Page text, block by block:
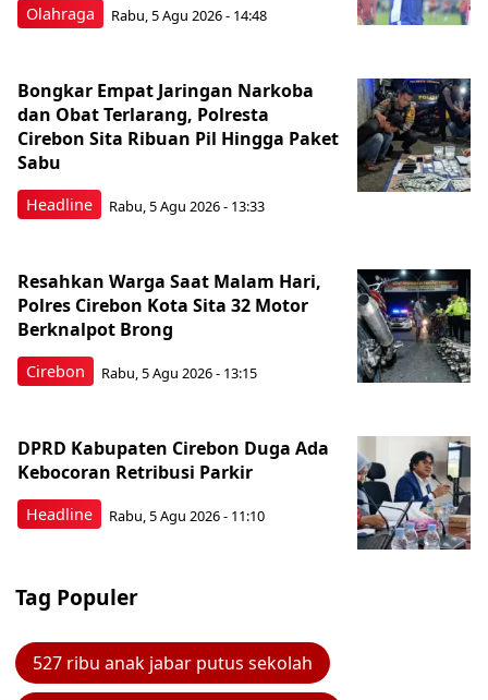
Olahraga Rabu, 5 Agu 2026 - 14:48
Headline
Bongkar Empat Jaringan Narkoba
dan Obat Terlarang, Polresta
Cirebon Sita Ribuan Pil Hingga Paket
Sabu
Rabu, 5 Agu 2026 - 13:33
Cirebon
Resahkan Warga Saat Malam Hari,
Polres Cirebon Kota Sita 32 Motor
Berknalpot Brong
Rabu, 5 Agu 2026 - 13:15
Headline
DPRD Kabupaten Cirebon Duga Ada
Kebocoran Retribusi Parkir
Rabu, 5 Agu 2026 - 11:10
Tag Populer
527 ribu anak jabar putus sekolah